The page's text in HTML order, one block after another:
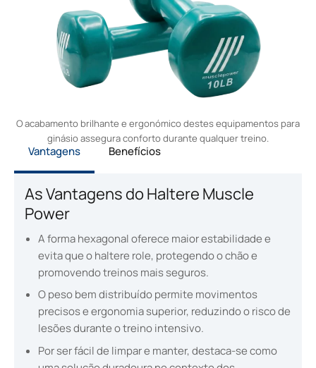
O acabamento brilhante e ergonómico destes equipamentos para
ginásio assegura conforto durante qualquer treino.
Vantagens Benefícios
As Vantagens do Haltere Muscle
Power
A forma hexagonal oferece maior estabilidade e
evita que o haltere role, protegendo o chão e
promovendo treinos mais seguros.
O peso bem distribuído permite movimentos
precisos e ergonomia superior, reduzindo o risco de
lesões durante o treino intensivo.
Por ser fácil de limpar e manter, destaca-se como